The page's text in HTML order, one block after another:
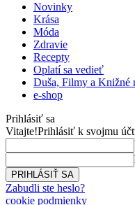
Novinky
Krása
Móda
Zdravie
Recepty
Oplatí sa vedieť
Duša, Filmy a Knižné
e-shop
Prihlásiť sa
Vitajte!Prihlásiť k svojmu
Zabudli ste heslo?
cookie podmienky